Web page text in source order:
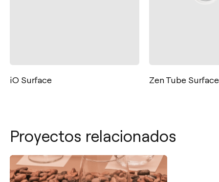
Zen Tube Surface Puck
Proyectos relacionados